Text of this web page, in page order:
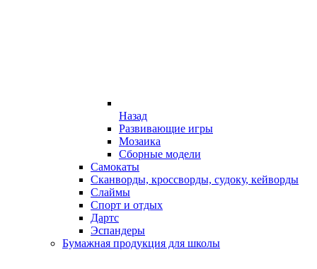
Назад
Развивающие игры
Мозаика
Сборные модели
Самокаты
Сканворды, кроссворды, судоку, кейворды
Слаймы
Спорт и отдых
Дартс
Эспандеры
Бумажная продукция для школы